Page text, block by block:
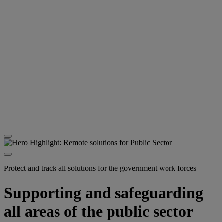
Protect and track all solutions for the government work forces
Supporting and safeguarding
all areas of the public sector